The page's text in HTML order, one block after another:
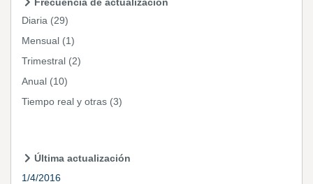
Diaria (29)
Mensual (1)
Trimestral (2)
Anual (10)
Tiempo real y otras (3)
Última actualización
1/4/2016